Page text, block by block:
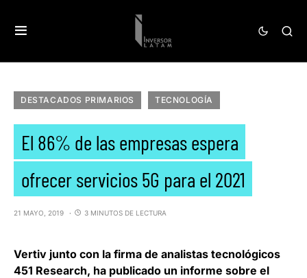
DESTACADOS PRIMARIOS TECNOLOGÍA
El 86% de las empresas espera
ofrecer servicios 5G para el 2021
21 MAYO, 2019 3 MINUTOS DE LECTURA
Vertiv junto con la firma de analistas tecnológicos
451 Research, ha publicado un informe sobre el